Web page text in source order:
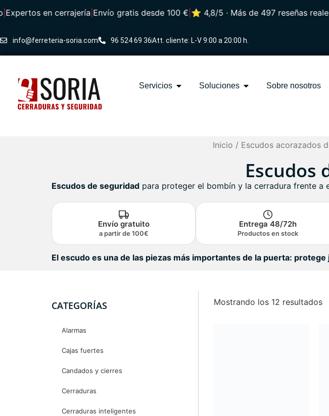
en cerrajería|Envío gratis desde 100 €| ⭐ 4,8/5 · Más de 497 reseñas reales|
info@ferreteria-soria.com 96 524 69 36Att. cliente: L-V 9:00 a 20:00 h.
Servicios Soluciones Sobre nosotros
Inicio / Escudos acorazados
Escudos
Escudos de seguridad para proteger el bombín y la cerradura frente a
Envío gratuito
a partir de 100€
Entrega 48/72h
Productos en stock
El escudo es una de las piezas más importantes de la puerta:
CATEGORÍAS
Alarmas
Cajas fuertes
Candados y cierres
Cerraduras
Cerraduras inteligentes
Mostrando los 12 resultados